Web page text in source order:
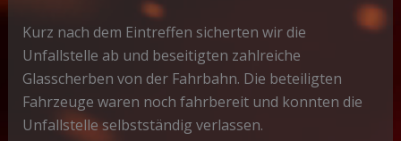
Kurz nach dem Eintreffen sicherten wir die
Unfallstelle ab und beseitigten zahlreiche
Glasscherben von der Fahrbahn. Die beteiligten
Fahrzeuge waren noch fahrbereit und konnten die
Unfallstelle selbstständig verlassen.